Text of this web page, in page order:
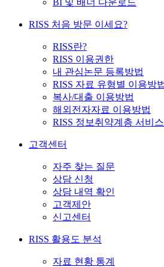
BI 및 배너 다운로드
RISS 처음 방문 이세요?
RISS란?
RISS 이용권한
내 관심논문 등록방법
RISS 자료 유형별 이용방
복사/대출 이용방법
해외전자자료 이용방법
RISS 정보취약계층 서비
고객센터
자주 찾는 질문
상담 신청
상담 내역 확인
고객제안
신고센터
RISS 활용도 분석
자료 현황 통계